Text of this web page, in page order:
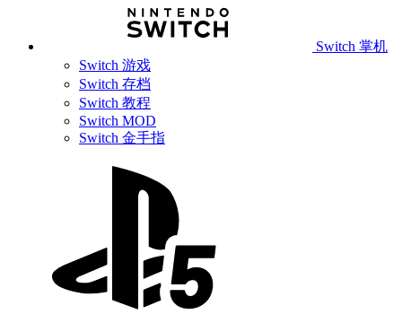
Switch 掌机
Switch 游戏
Switch 存档
Switch 教程
Switch MOD
Switch 金手指